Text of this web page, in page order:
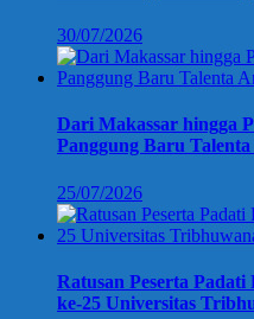
30/07/2026
Dari Makassar hingga
Panggung Baru
25/07/2026
Ratusan Peserta
ke-25 Universitas